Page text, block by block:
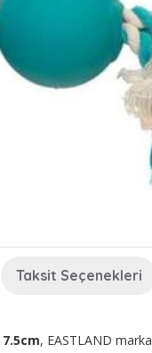
Taksit Seçenekleri
, EASTLAND